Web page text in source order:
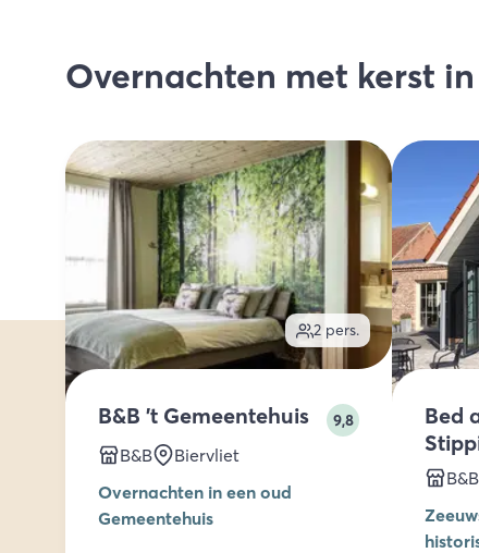
Overnachten met kerst
2 pers.
B&B 't Gemeentehuis 9,8
B&B
Biervliet
Overnachten in een oud
Gemeentehuis
Bed
B&B